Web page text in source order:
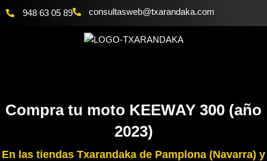
948 63 05 89 moc.akadnaraxt
@bewsatlusnoc
Compra tu moto KEEWAY 300 (año
2023)
En las tiendas Txarandaka de Pamplona (Navarra) y